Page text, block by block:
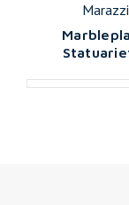
Marazzi